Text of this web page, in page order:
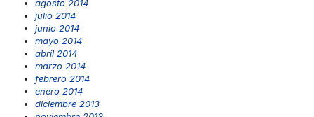
agosto 2014
julio 2014
junio 2014
mayo 2014
abril 2014
marzo 2014
febrero 2014
enero 2014
diciembre 2013